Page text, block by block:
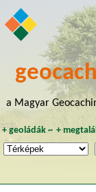
a Magyar
+ geoládák~ +